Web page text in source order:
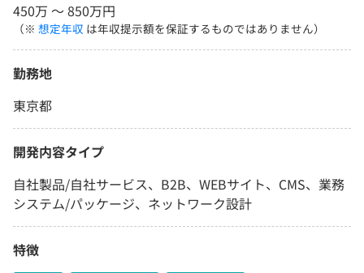
450万 〜 850万円
（※ 想定年収 は年収提示額を保証するものではありません）
勤務地
東京都
開発内容タイプ
自社製品/自社サービス、B2B、WEBサイト、CMS、業務
システム/パッケージ、ネットワーク設計
特徴